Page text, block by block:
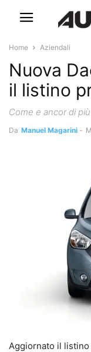
Home Aziendali
Nuova
il listino
Come e ancor di
Da Manuel Magarini -
Aggiornato il